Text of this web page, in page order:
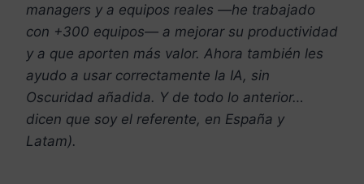
managers y a equipos reales —he trabajado
con +300 equipos— a mejorar su productividad
y a que aporten más valor. Ahora también les
ayudo a usar correctamente la IA, sin
Oscuridad añadida. Y de todo lo anterior…
dicen que soy el referente, en España y
Latam).